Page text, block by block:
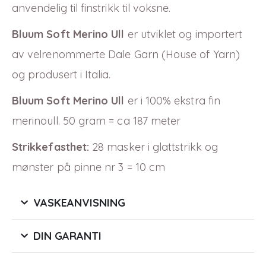
anvendelig til finstrikk til voksne.
Bluum Soft Merino Ull er utviklet og importert
av velrenommerte Dale Garn (House of Yarn)
og produsert i Italia.
Bluum Soft Merino Ull er i 100% ekstra fin
merinoull. 50 gram = ca 187 meter
Strikkefasthet: 28 masker i glattstrikk og
mønster på pinne nr 3 = 10 cm
VASKEANVISNING
DIN GARANTI